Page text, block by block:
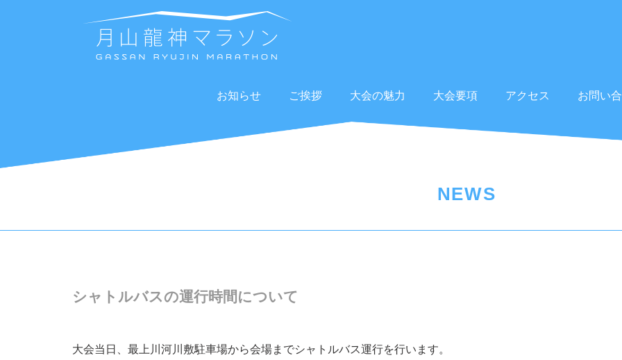
お知らせ ご挨拶 大会の魅力 大会要項 アクセス お問い
NEWS
シャトルバスの運行時間について
大会当日、最上川河川敷駐車場から会場までシャトルバス運行を行います。